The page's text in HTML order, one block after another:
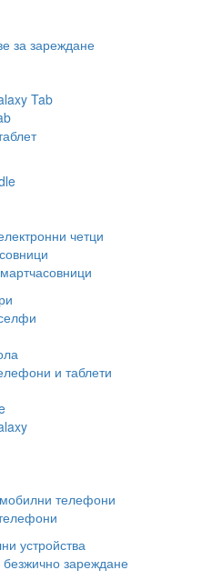
за зареждане
Tab
четци
и таблети
телефони
устройства
безжично зареждане